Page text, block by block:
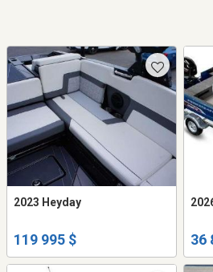
2023 Heyday
119 995 $ 36